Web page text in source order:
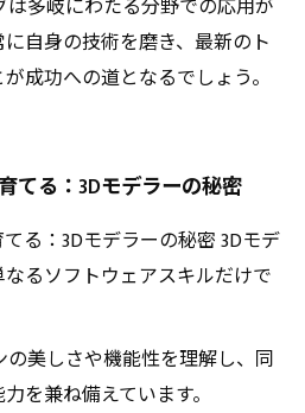
は多岐にわたる分野での応用が
自身の技術を磨き、最新のト
成功への道となるでしょう。
てる：3Dモデラーの秘密
る：3Dモデラーの秘密 3Dモデ
るソフトウェアスキルだけで
美しさや機能性を理解し、同
を兼ね備えています。